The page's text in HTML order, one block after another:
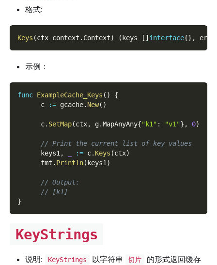
格式:
Keys (ctx context . Context) ( keys [ ] interface{} , err
示例：
func ExampleCache_Keys ( )
{
      c
:= gcache. New( )
      c
. SetMap(ctx, g.MapAnyAny{"k1" : "v1"} , 0)
// Print the current list of key values
      keys1
, := c. Keys (ctx)
      fmt
. Println( keys1 )
// Output:
// [k1]
}
KeyStrings
说明: KeyStrings 以字符串 切片
的形式返回缓存